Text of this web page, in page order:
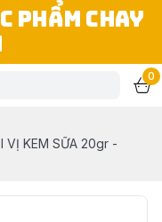
PHẨM CHAY
0
VỊ KEM SỮA 20gr -